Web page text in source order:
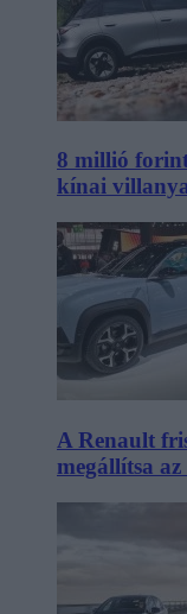
8 millió
kínai
A Renault
megállítsa